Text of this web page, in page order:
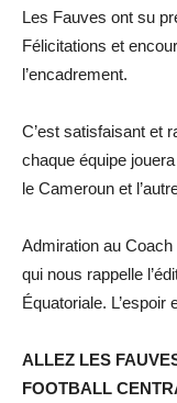
Les Fauves ont su
Félicitations et
l’encadrement.
C’est satisfaisant et
chaque équipe
le Cameroun et
Admiration au
qui nous rappelle
Équatoriale. L’espoir
ALLEZ LES
FOOTBALL